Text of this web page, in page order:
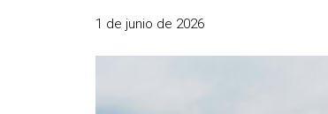
1 de junio de 2026